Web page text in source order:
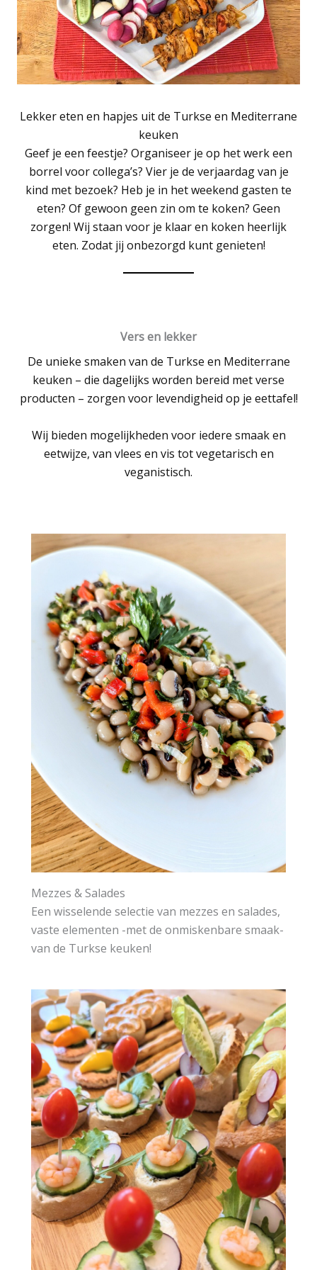
Lekker eten en hapjes uit de Turkse en Mediterrane
keuken
Geef je een feestje? Organiseer je op het werk een
borrel voor collega’s? Vier je de verjaardag van je
kind met bezoek? Heb je in het weekend gasten te
eten? Of gewoon geen zin om te koken? Geen
zorgen! Wij staan voor je klaar en koken heerlijk
eten. Zodat jij onbezorgd kunt genieten!
Vers en lekker
De unieke smaken van de Turkse en Mediterrane
keuken – die dagelijks worden bereid met verse
producten – zorgen voor levendigheid op je eettafel!
Wij bieden mogelijkheden voor iedere smaak en
eetwijze, van vlees en vis tot vegetarisch en
veganistisch.
Mezzes & Salades
Een wisselende selectie van mezzes en salades,
vaste elementen -met de onmiskenbare smaak-
van de Turkse keuken!